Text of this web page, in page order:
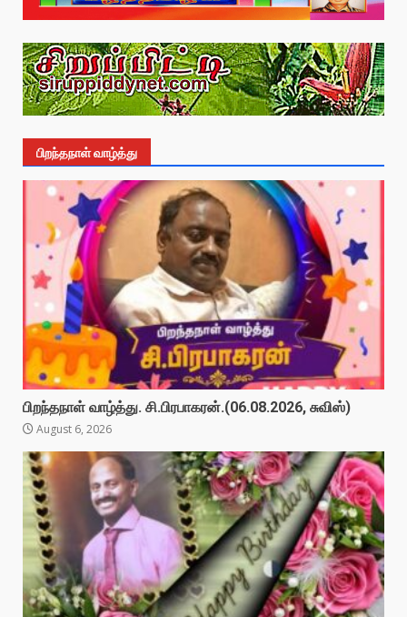
பிறந்தநாள் வாழ்த்து
பிறந்தநாள் வாழ்த்து. சி.பிரபாகரன்.(06.08.2026, சுவிஸ்)
August 6, 2026